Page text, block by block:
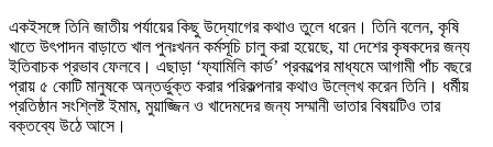
একইসঙ্গে তিনি জাতীয় পর্যায়ের কিছু উদ্যোগের কথাও তুলে ধরেন। তিনি বলেন, কৃষি
খাতে উৎপাদন বাড়াতে খাল পুনঃখনন কর্মসূচি চালু করা হয়েছে, যা দেশের কৃষকদের জন্য
ইতিবাচক প্রভাব ফেলবে। এছাড়া ‘ফ্যামিলি কার্ড’ প্রকল্পের মাধ্যমে আগামী পাঁচ বছরে
প্রায় ৫ কোটি মানুষকে অন্তর্ভুক্ত করার পরিকল্পনার কথাও উল্লেখ করেন তিনি। ধর্মীয়
প্রতিষ্ঠান সংশ্লিষ্ট ইমাম, মুয়াজ্জিন ও খাদেমদের জন্য সম্মানী ভাতার বিষয়টিও তার
বক্তব্যে উঠে আসে।